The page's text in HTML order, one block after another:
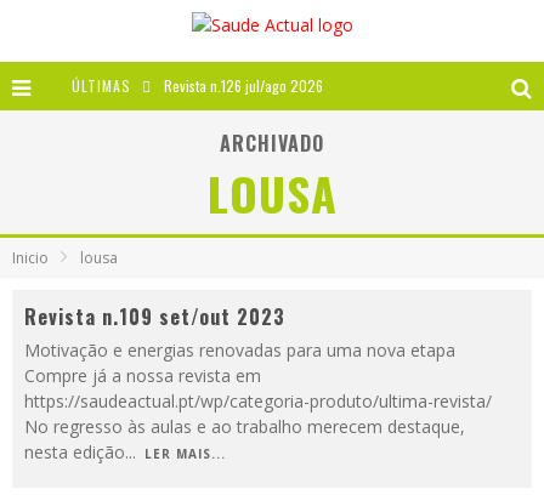
ÚLTIMAS Revista n.126 jul/ago 2026
Revista n.125 mai/jun 2026
Revista n.124 mar/abr 2026
A IMPORTÂNCIA DOS ANTIOXIDANTES
ARCHIVADO
LOUSA
Inicio lousa
Revista n.109 set/out 2023
Motivação e energias renovadas para uma nova etapa
Compre já a nossa revista em
https://saudeactual.pt/wp/categoria-produto/ultima-revista/
No regresso às aulas e ao trabalho merecem destaque,
nesta edição... LER MAIS...